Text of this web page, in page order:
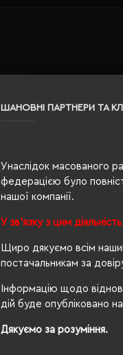
ШАНОВНІ ПАРТНЕРИ ТА
Унаслідок масованого
федерацією було
нашої компанії.
У зв'язку з цим
Щиро дякуємо всім
постачальникам за
Інформацію щодо
дій буде опубліковано
Дякуємо за розуміння.